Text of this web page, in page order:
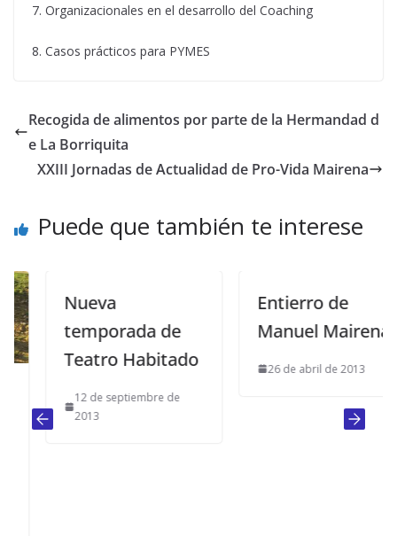
7. Organizacionales en el desarrollo del Coaching
8. Casos prácticos para PYMES
Recogida de alimentos por parte de la Hermandad d
e La Borriquita
XXIII Jornadas de Actualidad de Pro-Vida Mairena
Puede que también te interese
Nueva
temporada de
Teatro Habitado
12 de septiembre de
2013
Entierro de
Manuel Mairena
26 de abril de 2013